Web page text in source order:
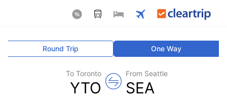
One Way
Round Trip
From Seattle
SEA
To Toronto
YTO